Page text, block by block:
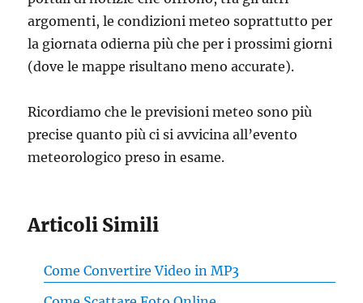
argomenti, le condizioni meteo soprattutto per
la giornata odierna più che per i prossimi giorni
(dove le mappe risultano meno accurate).
Ricordiamo che le previsioni meteo sono più
precise quanto più ci si avvicina all’evento
meteorologico preso in esame.
Articoli Simili
Come Convertire Video in MP3